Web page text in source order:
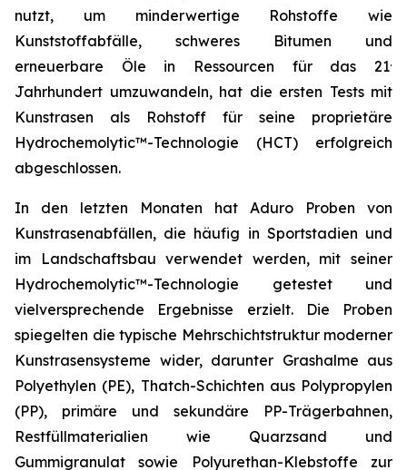
nutzt, um minderwertige Rohstoffe wie
Kunststoffabfälle, schweres Bitumen und
erneuerbare Öle in Ressourcen für das 21.
Jahrhundert umzuwandeln, hat die ersten Tests mit
Kunstrasen als Rohstoff für seine proprietäre
Hydrochemolytic™-Technologie (HCT) erfolgreich
abgeschlossen.
In den letzten Monaten hat Aduro Proben von
Kunstrasenabfällen, die häufig in Sportstadien und
im Landschaftsbau verwendet werden, mit seiner
Hydrochemolytic™-Technologie getestet und
vielversprechende Ergebnisse erzielt. Die Proben
spiegelten die typische Mehrschichtstruktur moderner
Kunstrasensysteme wider, darunter Grashalme aus
Polyethylen (PE), Thatch-Schichten aus Polypropylen
(PP), primäre und sekundäre PP-Trägerbahnen,
Restfüllmaterialien wie Quarzsand und
Gummigranulat sowie Polyurethan-Klebstoffe zur